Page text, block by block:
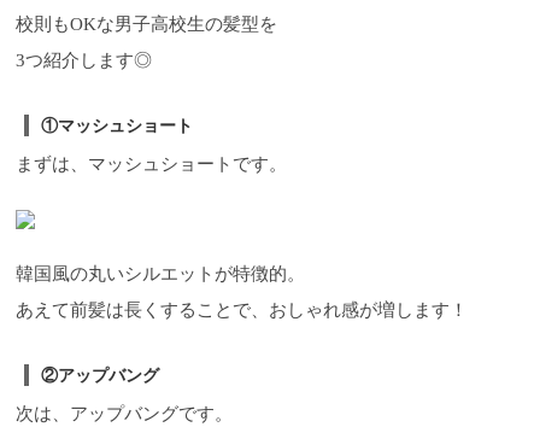
校則もOKな男子高校生の髪型を
3つ紹介します◎
①マッシュショート
まずは、マッシュショートです。
韓国風の丸いシルエットが特徴的。
あえて前髪は長くすることで、おしゃれ感が増します！
②アップバング
次は、アップバングです。